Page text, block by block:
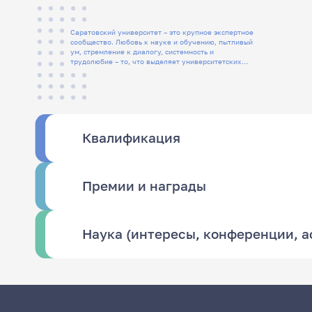
Саратовский университет – это крупное экспертное
сообщество. Любовь к науке и обучению, пытливый
ум, стремление к диалогу, системность и
трудолюбие – то, что выделяет университетских
Квалификация
Премии и награды
Наука (интересы, конференции,